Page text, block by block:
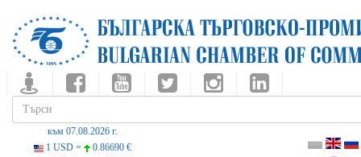
към 07.08.2026 г.
1 USD =
0.86690 €